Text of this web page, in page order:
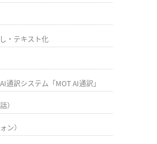
・テキスト化
通訳システム「MOT AI通訳」
）
ン）